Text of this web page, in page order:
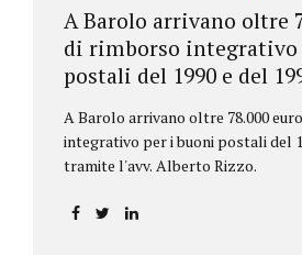
A Barolo arrivano oltre
di rimborso
postali del 1990 e del
A Barolo arrivano oltre 78.000
integrativo per i buoni postali del
tramite l'avv. Alberto Rizzo.